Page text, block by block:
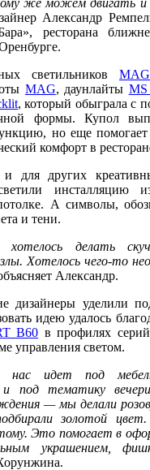
Александр
ресторана
светильников
MAG, даунлайты
, который обыграла с
формы. Купол
но еще помогает
комфорт в
для других
инсталляцию
А символы,
и тени.
хотелось делать
Хотелось чего-то
Александр.
дизайнеры уделили
идею удалось
B60 в профилях серий
управления светом.
нас идет под
и под тематику
— мы делали
золотой
Это помогает в
украшением,